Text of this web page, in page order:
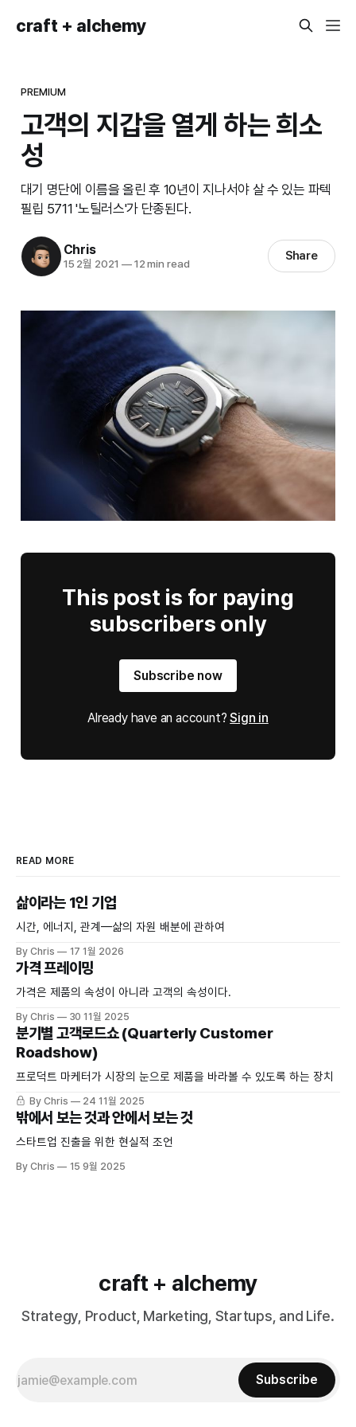
craft + alchemy
PREMIUM
고객의 지갑을 열게 하는 희소
성
대기 명단에 이름을 올린 후 10년이 지나서야 살 수 있는 파텍
필립 5711 '노틸러스'가 단종된다.
Chris
15 2월 2021 —12 min read
Share
This post is for paying
subscribers only
Subscribe now
Already have an account?Sign in
READ MORE
삶이라는 1인 기업
시간, 에너지, 관계—삶의 자원 배분에 관하여
By Chris 17 1월 2026
가격 프레이밍
가격은 제품의 속성이 아니라 고객의 속성이다.
By Chris 30 11월 2025
분기별 고객로드쇼 (Quarterly Customer
Roadshow)
프로덕트 마케터가 시장의 눈으로 제품을 바라볼 수 있도록 하는 장치
By Chris 24 11월 2025
밖에서 보는 것과 안에서 보는 것
스타트업 진출을 위한 현실적 조언
By Chris 15 9월 2025
craft + alchemy
Strategy, Product, Marketing, Startups, and Life.
Subscribe